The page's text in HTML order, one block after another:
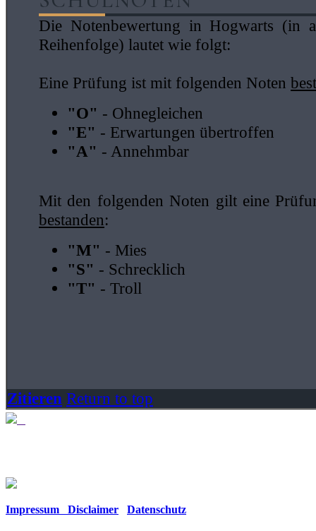
Die Notenbewertung in Hogwarts (in
Reihenfolge) lautet wie folgt:
Eine Prüfung ist mit folgenden Noten
"O" - Ohnegleichen
"E" - Erwartungen übertroffen
"A" - Annehmbar
Mit den folgenden Noten gilt eine
bestanden:
"M" - Mies
"S" - Schrecklich
"T" - Troll
Zitieren Return to top
Impressum Disclaimer Datenschutz